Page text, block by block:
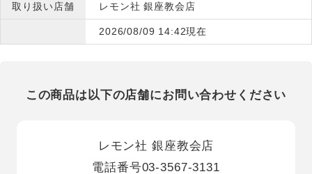
取り扱い店舗 レモン社 銀座教会店
2026/08/09 14:42現在
この商品は以下の店舗にお問い合わせください
レモン社 銀座教会店
電話番号03-3567-3131